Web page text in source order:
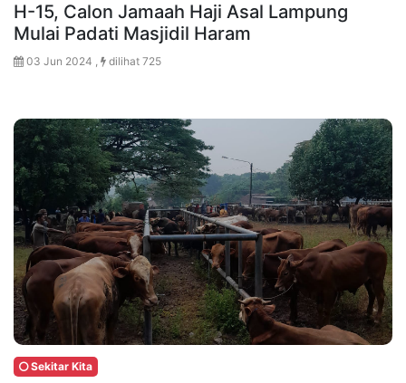
H-15, Calon Jamaah Haji Asal Lampung
Mulai Padati Masjidil Haram
03 Jun 2024 , dilihat 725
Sekitar Kita